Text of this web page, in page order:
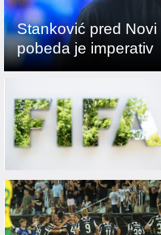
Stanković pred
pobeda je imperativ